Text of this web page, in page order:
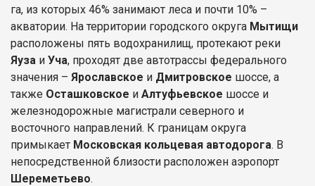
га, из которых 46% занимают леса и почти 10% –
акватории. На территории городского округа Мытищи
расположены пять водохранилищ, протекают реки
Яуза и Уча, проходят две автотрассы федерального
значения – Ярославское и Дмитровское шоссе, а
также Осташковское и Алтуфьевское шоссе и
железнодорожные магистрали северного и
восточного направлений. К границам округа
примыкает Московская кольцевая автодорога. В
непосредственной близости расположен аэропорт
Шереметьево.